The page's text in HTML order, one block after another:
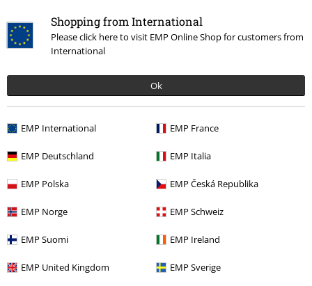
Shopping from International
Please click here to visit EMP Online Shop for customers from
International
Ok
EMP International EMP France
EMP Deutschland EMP Italia
EMP Polska EMP Česká Republika
EMP Norge EMP Schweiz
EMP Suomi EMP Ireland
EMP United Kingdom EMP Sverige
Liczba opinii: 0
Napisz opinię o: Los Angeles
Ostatnia wizyta